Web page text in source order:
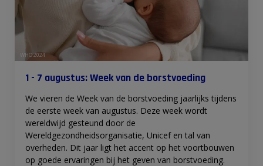
WHO 2024
1 - 7 augustus: Week van de borstvoeding
We vieren de Week van de borstvoeding jaarlijks tijdens
de eerste week van augustus. Deze week wordt
wereldwijd gesteund door de
Wereldgezondheidsorganisatie, Unicef en tal van
overheden. Dit jaar ligt het accent op het voortbouwen
op goede ervaringen bij het geven van borstvoeding.